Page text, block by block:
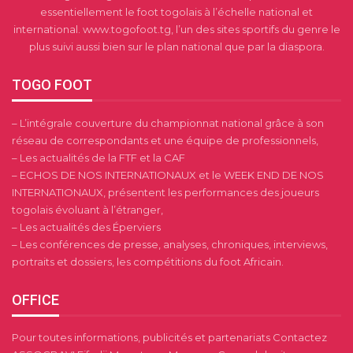
essentiellement le foot togolais à l’échelle national et
international. www.togofoot.tg, l’un des sites sportifs du genre le
plus suivi aussi bien sur le plan national que par la diaspora.
TOGO FOOT
– L’intégrale couverture du championnat national grâce à son
réseau de correspondants et une équipe de professionnels,
– Les actualités de la FTF et la CAF
– ECHOS DE NOS INTERNATIONAUX et le WEEK END DE NOS
INTERNATIONAUX, présentent les performances des joueurs
togolais évoluant à l’étranger,
– Les actualités des Éperviers
– Les conférences de presse, analyses, chroniques, interviews,
portraits et dossiers, les compétitions du foot Africain.
OFFICE
Pour toutes informations, publicités et partenariats Contactez